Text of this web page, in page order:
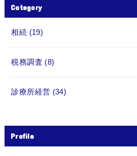
Category
相続 (19)
税務調査 (8)
診療所経営 (34)
Profile